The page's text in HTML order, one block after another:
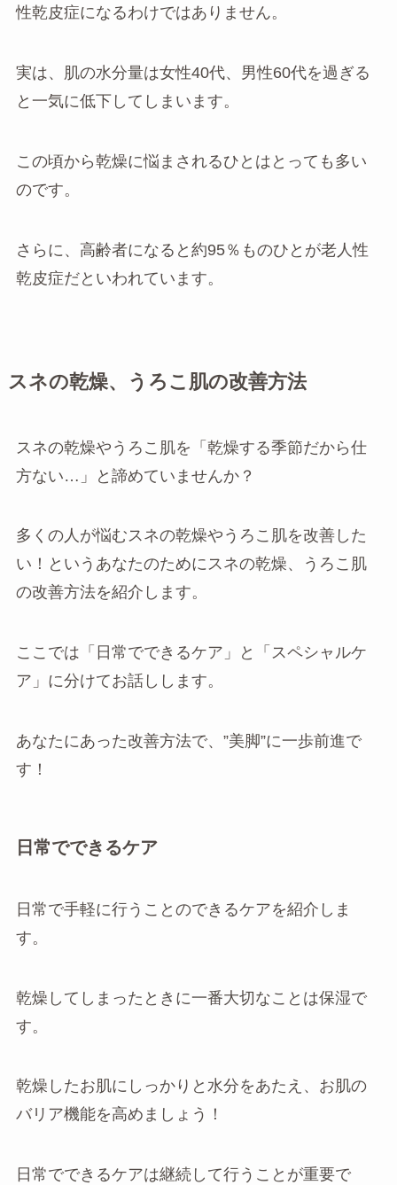
性乾皮症になるわけではありません。
実は、肌の水分量は女性40代、男性60代を過ぎる
と一気に低下してしまいます。
この頃から乾燥に悩まされるひとはとっても多い
のです。
さらに、高齢者になると約95％ものひとが老人性
乾皮症だといわれています。
スネの乾燥、うろこ肌の改善方法
スネの乾燥やうろこ肌を「乾燥する季節だから仕
方ない…」と諦めていませんか？
多くの人が悩むスネの乾燥やうろこ肌を改善した
い！というあなたのためにスネの乾燥、うろこ肌
の改善方法を紹介します。
ここでは「日常でできるケア」と「スペシャルケ
ア」に分けてお話しします。
あなたにあった改善方法で、”美脚”に一歩前進で
す！
日常でできるケア
日常で手軽に行うことのできるケアを紹介しま
す。
乾燥してしまったときに一番大切なことは保湿で
す。
乾燥したお肌にしっかりと水分をあたえ、お肌の
バリア機能を高めましょう！
日常でできるケアは継続して行うことが重要で